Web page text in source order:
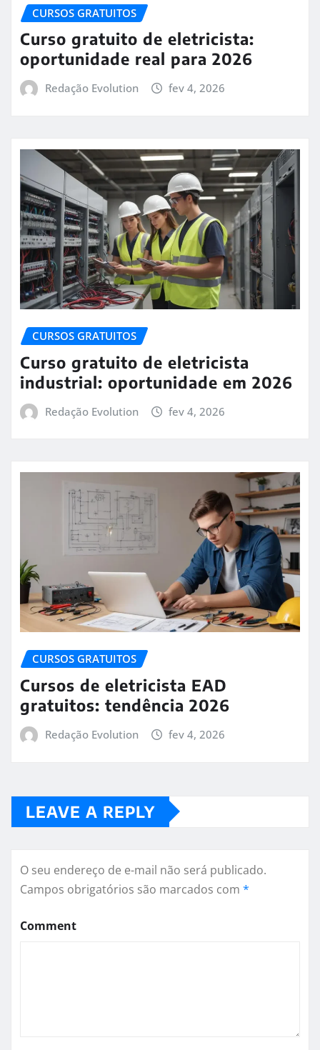
CURSOS GRATUITOS
Curso gratuito de eletricista:
oportunidade real para 2026
Redação Evolution fev 4, 2026
CURSOS GRATUITOS
Curso gratuito de eletricista
industrial: oportunidade em 2026
Redação Evolution fev 4, 2026
CURSOS GRATUITOS
Cursos de eletricista EAD
gratuitos: tendência 2026
Redação Evolution fev 4, 2026
LEAVE A REPLY
O seu endereço de e-mail não será publicado.
Campos obrigatórios são marcados com *
Comment